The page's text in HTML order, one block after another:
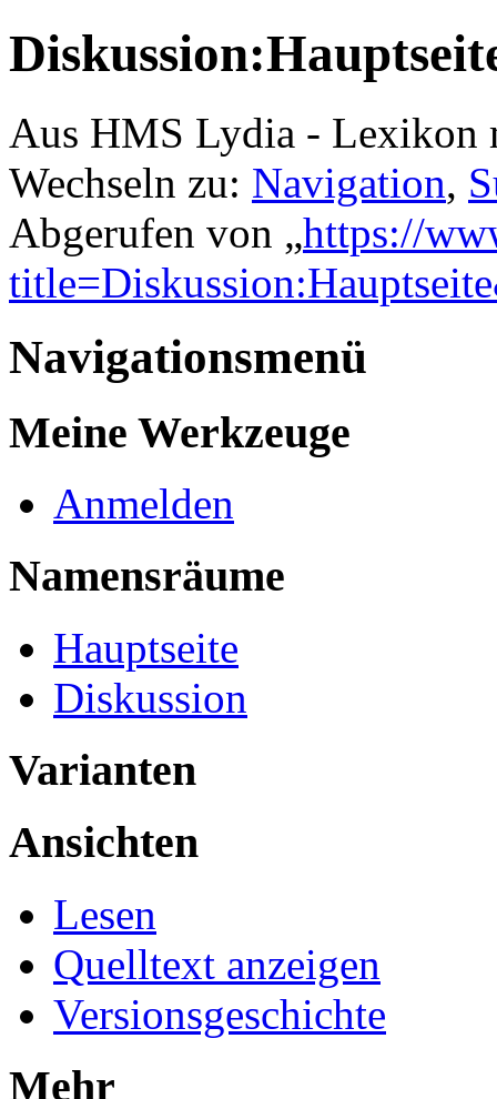
Aus HMS Lydia - Lexikon
Wechseln zu: Navigation,
Abgerufen von „https://
Navigationsmenü
Meine Werkzeuge
Anmelden
Namensräume
Hauptseite
Diskussion
Varianten
Ansichten
Lesen
Quelltext anzeigen
Versionsgeschichte
Mehr